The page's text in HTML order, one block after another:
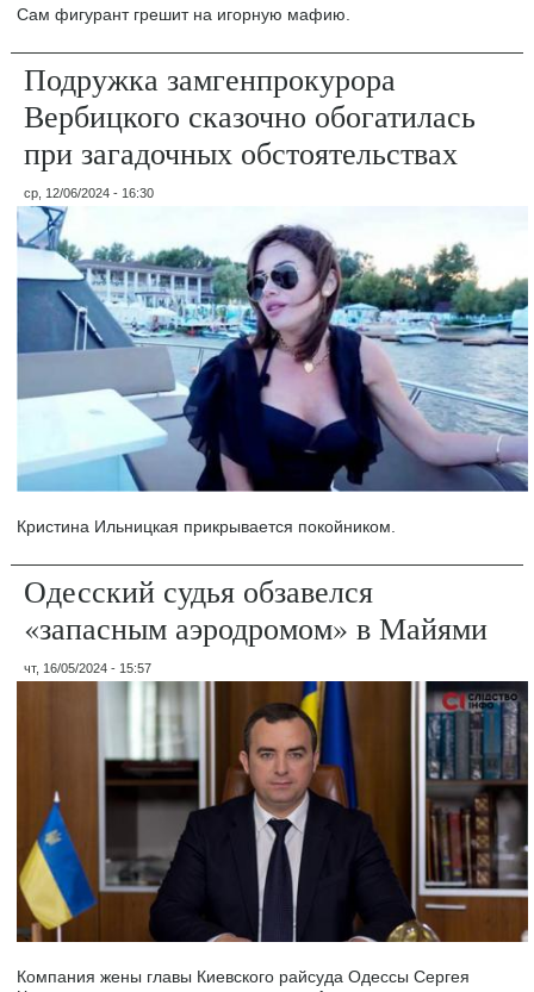
Сам фигурант грешит на игорную мафию.
Подружка замгенпрокурора
Вербицкого сказочно обогатилась
при загадочных обстоятельствах
ср, 12/06/2024 - 16:30
Кристина Ильницкая прикрывается покойником.
Одесский судья обзавелся
«запасным аэродромом» в Майями
чт, 16/05/2024 - 15:57
Компания жены главы Киевского райсуда Одессы Сергея